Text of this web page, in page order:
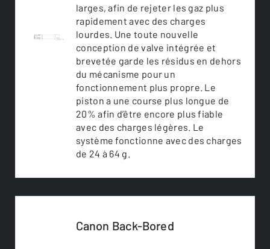
larges, afin de rejeter les gaz plus
rapidement avec des charges
lourdes. Une toute nouvelle
conception de valve intégrée et
brevetée garde les résidus en dehors
du mécanisme pour un
fonctionnement plus propre. Le
piston a une course plus longue de
20% afin d’être encore plus fiable
avec des charges légères. Le
système fonctionne avec des charges
de 24 à 64 g.
Canon Back-Bored